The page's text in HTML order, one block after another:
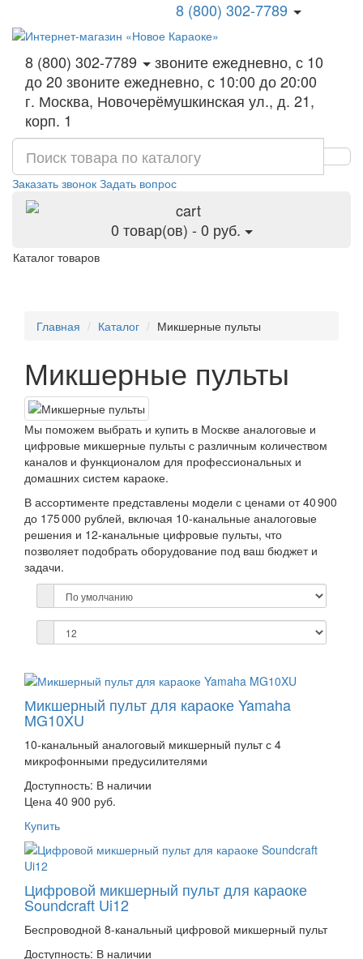
8 (800) 302-7789
8 (800) 302-7789
звоните ежедневно, с 10
до 20 звоните ежедневно, с 10:00 до 20:00
г. Москва, Новочерёмушкинская ул., д. 21,
корп. 1
Заказать звонок Задать вопрос
0 товар(ов) - 0 руб.
Каталог товаров
Главная Каталог Микшерные пульты
Микшерные пульты
Мы поможем выбрать и купить в Москве аналоговые и
цифровые микшерные пульты с различным количеством
каналов и функционалом для профессиональных и
домашних систем караоке.​
В ассортименте представлены модели с ценами от 40 900
до 175 000 рублей, включая 10‑канальные аналоговые
решения и 12‑канальные цифровые пульты, что
позволяет подобрать оборудование под ваш бюджет и
задачи.​
Микшерный пульт для караоке Yamaha
MG10XU
10-канальный аналоговый микшерный пульт с 4
микрофонными предусилителями
Доступность: В наличии
Цена 40 900 руб.
Купить
Цифровой микшерный пульт для караоке
Soundcraft Ui12
Беспроводной 8-канальный цифровой микшерный пульт
Доступность: В наличии